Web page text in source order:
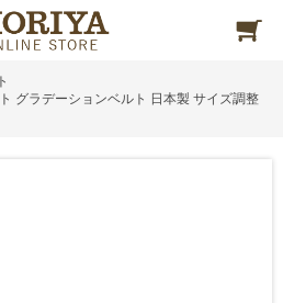
グラデーションベルト 日本製 サイズ調整